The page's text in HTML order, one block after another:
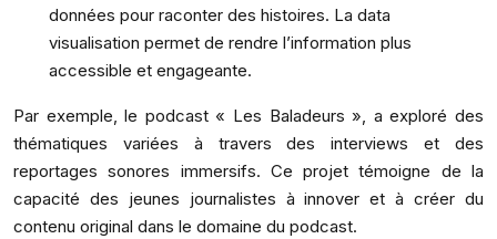
données pour raconter des histoires. La data
visualisation permet de rendre l’information plus
accessible et engageante.
Par exemple, le podcast « Les Baladeurs », a exploré des
thématiques variées à travers des interviews et des
reportages sonores immersifs. Ce projet témoigne de la
capacité des jeunes journalistes à innover et à créer du
contenu original dans le domaine du podcast.